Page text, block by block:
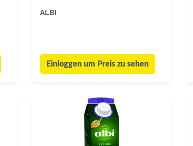
ALBI
Einloggen um Preis zu sehen